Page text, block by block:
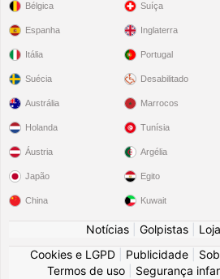
Bélgica
Espanha
Itália
Suécia
Suíça
Inglaterra
Portugal
Desabilitado
Austrália
Holanda
Áustria
Japão
China
Marrocos
Tunísia
Argélia
Egito
Kuwait
Notícias Golpistas Loja
Cookies e LGPD
Publicidade
Termos de uso
Segurança